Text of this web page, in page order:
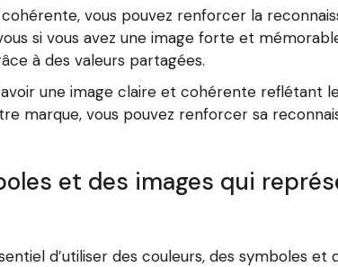
vous pouvez renforcer la
si vous avez une image forte et
à des valeurs partagées.
une image claire et cohérente reflétant
marque, vous pouvez renforcer sa
et des images qui
d’utiliser des couleurs, des symboles